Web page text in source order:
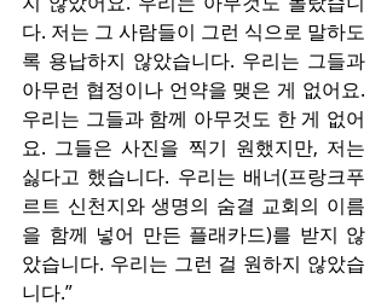
다. 저는 그 사람들이 그런 식으로 말하도
록 용납하지 않았습니다. 우리는 그들과
아무런 협정이나 언약을 맺은 게 없어요.
우리는 그들과 함께 아무것도 한 게 없어
요. 그들은 사진을 찍기 원했지만, 저는
싫다고 했습니다. 우리는 배너(프랑크푸
르트 신천지와 생명의 숨결 교회의 이름
을 함께 넣어 만든 플래카드)를 받지 않
았습니다. 우리는 그런 걸 원하지 않았습
니다.”